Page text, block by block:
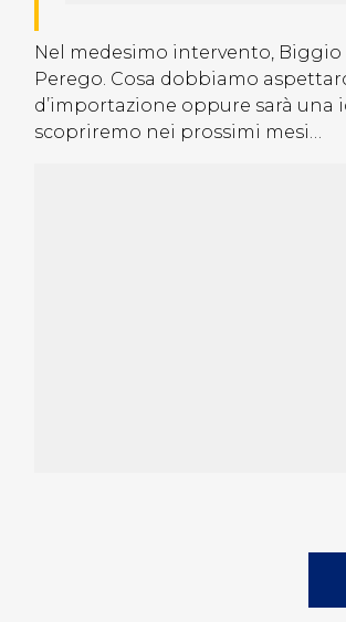
Nel medesimo intervento,
Perego. Cosa dobbiamo
d’importazione oppure sarà una
scopriremo nei prossimi mesi…